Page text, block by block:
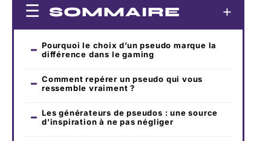
SOMMAIRE
Pourquoi le choix d’un pseudo marque la
différence dans le gaming
Comment repérer un pseudo qui vous
ressemble vraiment ?
Les générateurs de pseudos : une source
d’inspiration à ne pas négliger